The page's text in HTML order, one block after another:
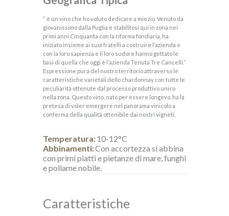
“ è un vino che ho voluto dedicare a mio zio. Venuto da
giovanissimo dalla Puglia e stabilitosi qui in zona nei
primi anni Cinquanta con la riforma fondiaria, ha
iniziato insieme ai suoi fratelli a costruire l’azienda e
con la loro sapienza e il loro sudore hanno gettato le
basi di quella che oggi è l’azienda Tenuta Tre Cancelli.”
Espressione pura del nostro territorio attraverso le
caratteristiche varietali dello chardonnay con tutte le
peculiarità ottenute dal processo produttivo unico
nella zona. Questo vino, nato per essere longevo, ha la
pretesa di voler emergere nel panorama vinicolo a
conferma della qualità ottenibile dai nostri vigneti.
Temperatura:10-12°C
Abbinamenti:Con accortezza si abbina
con primi piatti e pietanze di mare, funghi
e pollame nobile.
Caratteristiche